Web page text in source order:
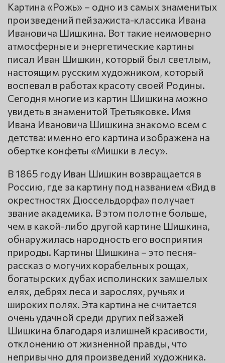
Картина «Рожь» – одно из самых знаменитых
произведений пейзажиста-классика Ивана
Ивановича Шишкина. Вот такие неимоверно
атмосферные и энергетические картины
писал Иван Шишкин, который был светлым,
настоящим русским художником, который
воспевал в работах красоту своей Родины.
Сегодня многие из картин Шишкина можно
увидеть в знаменитой Третьяковке. Имя
Ивана Ивановича Шишкина знакомо всем с
детства: именно его картина изображена на
обертке конфеты «Мишки в лесу».
В 1865 году Иван Шишкин возвращается в
Россию, где за картину под названием «Вид в
окрестностях Дюссельдорфа» получает
звание академика. В этом полотне больше,
чем в какой-либо другой картине Шишкина,
обнаружилась народность его восприятия
природы. Картины Шишкина – это песня-
рассказ о могучих корабельных рощах,
богатырских дубах исполинских замшелых
елях, дебрях леса и зарослях, ручьях и
широких полях. Эта картина не считается
очень удачной среди других пейзажей
Шишкина благодаря излишней красивости,
отклонению от жизненной правды, что
непривычно для произведений художника.